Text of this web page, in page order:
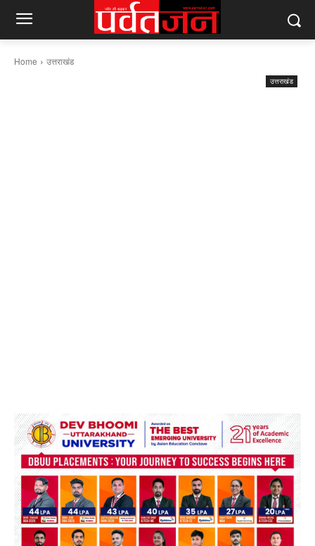
Home उत्तराखंड
उत्तराखंड